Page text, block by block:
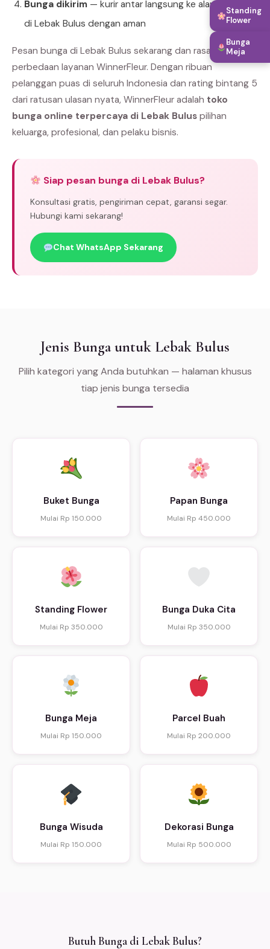
Bunga dikirim — kurir antar langsung ke alamat tujuan
di Lebak Bulus dengan aman
Pesan bunga di Lebak Bulus sekarang dan rasakan
perbedaan layanan WinnerFleur. Dengan ribuan
pelanggan puas di seluruh Indonesia dan rating bintang 5
dari ratusan ulasan nyata, WinnerFleur adalah toko
bunga online terpercaya di Lebak Bulus pilihan
keluarga, profesional, dan pelaku bisnis.
Siap pesan bunga di Lebak Bulus?
Konsultasi gratis, pengiriman cepat, garansi segar.
Hubungi kami sekarang!
Chat WhatsApp Sekarang
Jenis Bunga untuk Lebak Bulus
Pilih kategori yang Anda butuhkan — halaman khusus
tiap jenis bunga tersedia
Buket Bunga
Mulai Rp 150.000
Papan Bunga
Mulai Rp 450.000
Standing Flower
Mulai Rp 350.000
Bunga Duka Cita
Mulai Rp 350.000
Bunga Meja
Mulai Rp 150.000
Parcel Buah
Mulai Rp 200.000
Bunga Wisuda
Mulai Rp 150.000
Dekorasi Bunga
Mulai Rp 500.000
Butuh Bunga di Lebak Bulus?
Standing
Flower
Bunga
Meja